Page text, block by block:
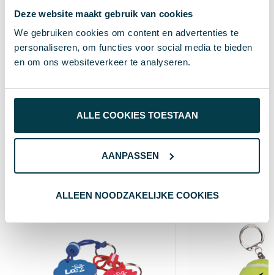
Deze website maakt gebruik van cookies
We gebruiken cookies om content en advertenties te
personaliseren, om functies voor social media te bieden
en om ons websiteverkeer te analyseren.
ALLE COOKIES TOESTAAN
AANPASSEN
ALLEEN NOODZAKELIJKE COOKIES
Merk
Gewicht 13 g
Maat 50×70 mm
Materiaal Plastic
Wit
Wat anderen bekijken